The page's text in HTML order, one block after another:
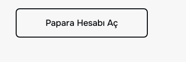
Papara Hesabı Aç